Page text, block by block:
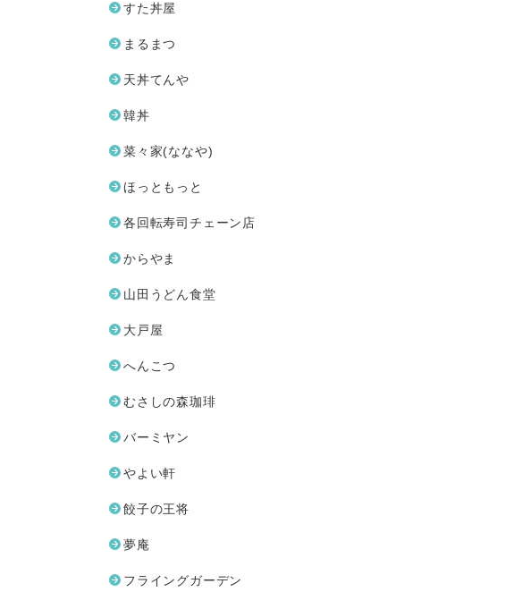
すた丼屋
まるまつ
天丼てんや
韓丼
菜々家(ななや)
ほっともっと
各回転寿司チェーン店
からやま
山田うどん食堂
大戸屋
へんこつ
むさしの森珈琲
バーミヤン
やよい軒
餃子の王将
夢庵
フライングガーデン